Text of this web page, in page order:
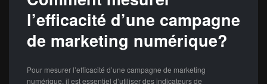
l’efficacité d’une campagne
de marketing numérique?
Pour mesurer l’efficacité d’une campagne de marketing
numérique, il est essentiel d’utiliser des indicateurs de